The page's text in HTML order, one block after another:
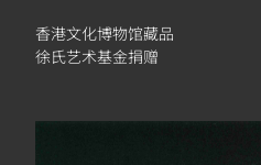
香港文化博物馆藏品
徐氏艺术基金捐赠